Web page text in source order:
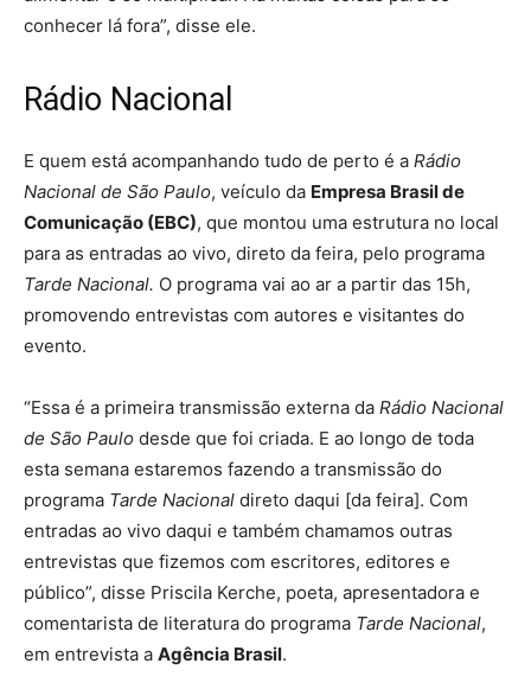
conhecer lá fora”, disse ele.
Rádio Nacional
E quem está acompanhando tudo de perto é a Rádio
Nacional de São Paulo, veículo da Empresa Brasil de
Comunicação (EBC), que montou uma estrutura no local
para as entradas ao vivo, direto da feira, pelo programa
Tarde Nacional. O programa vai ao ar a partir das 15h,
promovendo entrevistas com autores e visitantes do
evento.
“Essa é a primeira transmissão externa da Rádio Nacional
de São Paulo desde que foi criada. E ao longo de toda
esta semana estaremos fazendo a transmissão do
programa Tarde Nacional direto daqui [da feira]. Com
entradas ao vivo daqui e também chamamos outras
entrevistas que fizemos com escritores, editores e
público”, disse Priscila Kerche, poeta, apresentadora e
comentarista de literatura do programa Tarde Nacional,
em entrevista a Agência Brasil.